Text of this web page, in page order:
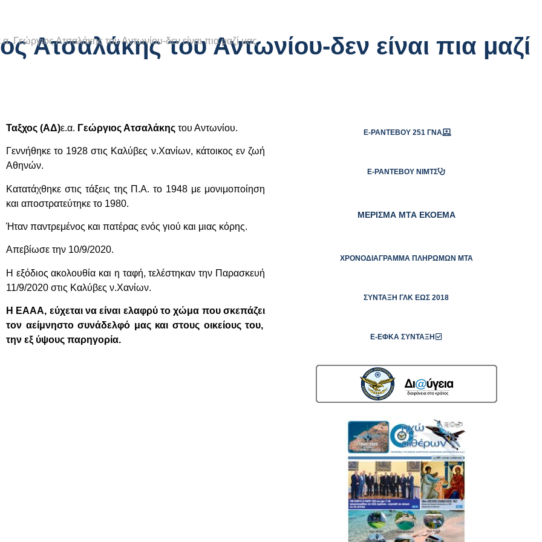
Γεώργιος Ατσαλάκης του Αντωνίου-δεν είναι πια μαζί μας
Ατσαλάκης του Αντωνίου-δεν είναι πια μαζί
Ταξχος (ΑΔ)ε.α. Γεώργιος Ατσαλάκης του Αντωνίου.
Γεννήθηκε το 1928 στις Καλύβες ν.Χανίων, κάτοικος εν ζωή
Αθηνών.
Κατατάχθηκε στις τάξεις της Π.Α. το 1948 με μονιμοποίηση
και αποστρατεύτηκε το 1980.
Ήταν παντρεμένος και πατέρας ενός γιού και μιας κόρης.
Απεβίωσε την 10/9/2020.
Η εξόδιος ακολουθία και η ταφή, τελέστηκαν την Παρασκευή
11/9/2020 στις Καλύβες ν.Χανίων.
Η ΕΑΑΑ, εύχεται να είναι ελαφρύ το χώμα που σκεπάζει
τον αείμνηστο συνάδελφό μας και στους οικείους του,
την εξ ύψους παρηγορία.
E-ΡΑΝΤΕΒΟΎ 251 ΓΝΑ
E-ΡΑΝΤΕΒΟΎ ΝΙΜΤΣ
ΜΕΡΙΣΜΑ ΜΤΑ ΕΚΟΕΜΑ
ΧΡΟΝΟΔΙΆΓΡΑΜΜΑ ΠΛΗΡΩΜΏΝ ΜΤΑ
ΣΎΝΤΑΞΗ ΓΛΚ ΕΩΣ 2018
E-ΕΦΚΑ ΣΎΝΤΑΞΗ